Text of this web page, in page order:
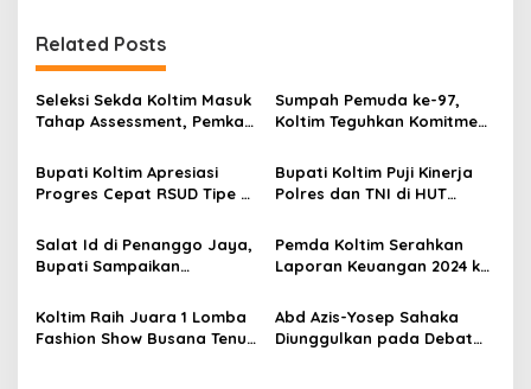
g
a
s
i
p
o
s
Related Posts
Seleksi Sekda Koltim Masuk
Tahap Assessment, Pemkab
Profesionalisme
Sumpah Pemuda ke-97,
Koltim Teguhkan Komitmen
Aparatur Berintegritas
Bupati Koltim Apresiasi
Progres Cepat RSUD Tipe C,
Terpasang
Bupati Koltim Puji Kinerja
Polres dan TNI di HUT
Salat Id di Penanggo Jaya,
Bupati Sampaikan
Pemda Koltim Serahkan
Laporan Keuangan 2024 ke
Koltim Raih Juara 1 Lomba
Fashion Show Busana Tenun
Abd Azis-Yosep Sahaka
Diunggulkan pada Debat